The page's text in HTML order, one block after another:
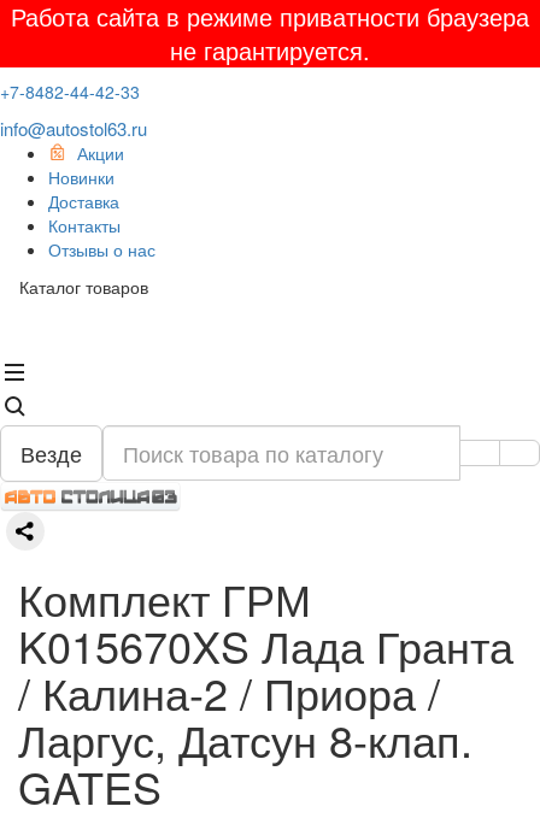
Работа сайта в режиме приватности браузера
не гарантируется.
+7-8482-44-42-33
info@autostol63.ru
Акции
Новинки
Доставка
Контакты
Отзывы о нас
Каталог товаров
Везде
Комплект ГРМ
K015670XS Лада Гранта
/ Калина-2 / Приора /
Ларгус, Датсун 8-клап.
GATES